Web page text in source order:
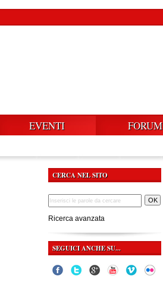
EVENTI FORUM
CERCA NEL SITO
Ricerca avanzata
SEGUICI ANCHE SU...